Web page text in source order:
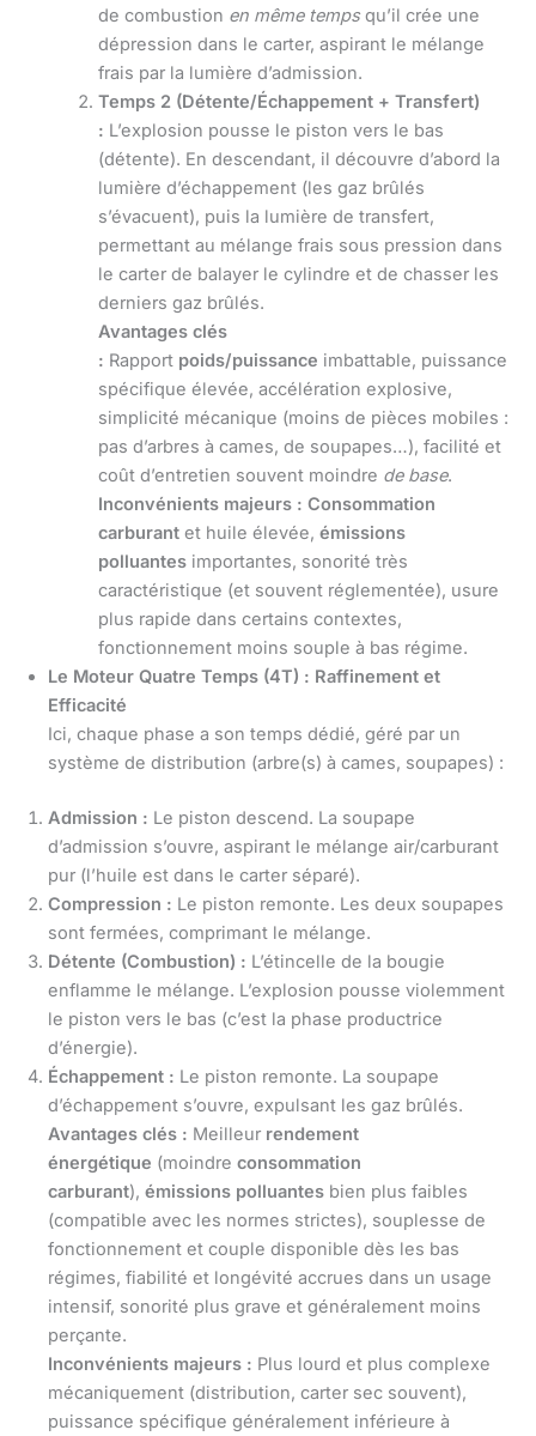
de combustion en même tempsqu’il crée une
dépression dans le carter, aspirant le mélange
frais par la lumière d’admission.
Temps 2 (Détente/Échappement + Transfert)
: L’explosion pousse le piston vers le bas
(détente). En descendant, il découvre d’abord la
lumière d’échappement (les gaz brûlés
s’évacuent), puis la lumière de transfert,
permettant au mélange frais sous pression dans
le carter de balayer le cylindre et de chasser les
derniers gaz brûlés.
Avantages clés
: Rapport poids/puissance imbattable, puissance
spécifique élevée, accélération explosive,
simplicité mécanique (moins de pièces mobiles :
pas d’arbres à cames, de soupapes…), facilité et
coût d’entretien souvent moindre de base.
Inconvénients majeurs : Consommation
carburantet huile élevée, émissions
polluantesimportantes, sonorité très
caractéristique (et souvent réglementée), usure
plus rapide dans certains contextes,
fonctionnement moins souple à bas régime.
Le Moteur Quatre Temps (4T) : Raffinement et
Efficacité
Ici, chaque phase a son temps dédié, géré par un
système de distribution (arbre(s) à cames, soupapes) :
Admission : Le piston descend. La soupape
d’admission s’ouvre, aspirant le mélange air/carburant
pur (l’huile est dans le carter séparé).
Compression : Le piston remonte. Les deux soupapes
sont fermées, comprimant le mélange.
Détente (Combustion) : L’étincelle de la bougie
enflamme le mélange. L’explosion pousse violemment
le piston vers le bas (c’est la phase productrice
d’énergie).
Échappement : Le piston remonte. La soupape
d’échappement s’ouvre, expulsant les gaz brûlés.
Avantages clés : Meilleur rendement
énergétique (moindre consommation
carburant), émissions polluantes bien plus faibles
(compatible avec les normes strictes), souplesse de
fonctionnement et couple disponible dès les bas
régimes, fiabilité et longévité accrues dans un usage
intensif, sonorité plus grave et généralement moins
perçante.
Inconvénients majeurs : Plus lourd et plus complexe
mécaniquement (distribution, carter sec souvent),
puissance spécifique généralement inférieure à